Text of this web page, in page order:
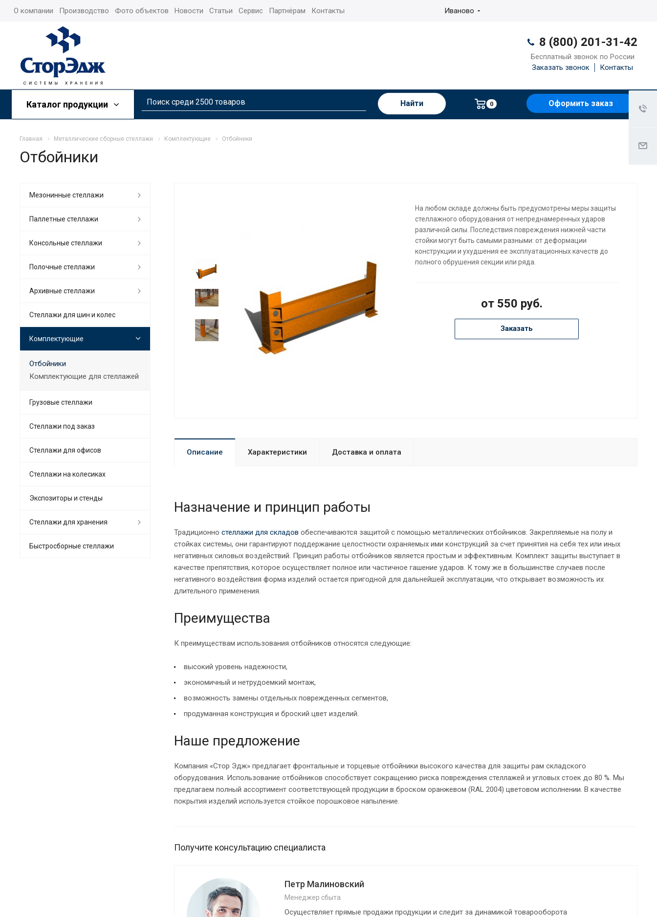
О компании Производство Фото объектов Новости Статьи Сервис Партнёрам Контакты Иваново
8 (800) 201-31-42
Бесплатный звонок по России
Заказать звонок
Контакты
Каталог продукции Найти 0 Оформить заказ
Главная Металлические сборные стеллажи Комплектующие Отбойники
Отбойники
На любом складе должны быть предусмотрены меры защиты
стеллажного оборудования от непреднамеренных ударов
различной силы. Последствия повреждения нижней части
стойки могут быть самыми разными: от деформации
конструкции и ухудшения ее эксплуатационных качеств до
полного обрушения секции или ряда.
от 550 руб.
Заказать
Описание Характеристики Доставка и оплата
Назначение и принцип работы
Традиционно стеллажи для складов обеспечиваются защитой с помощью металлических отбойников. Закрепляемые на полу и
стойках системы, они гарантируют поддержание целостности охраняемых ими конструкций за счет принятия на себя тех или иных
негативных силовых воздействий. Принцип работы отбойников является простым и эффективным. Комплект защиты выступает в
качестве препятствия, которое осуществляет полное или частичное гашение ударов. К тому же в большинстве случаев после
негативного воздействия форма изделий остается пригодной для дальнейшей эксплуатации, что открывает возможность их
длительного применения.
Преимущества
К преимуществам использования отбойников относятся следующие:
высокий уровень надежности,
экономичный и нетрудоемкий монтаж,
возможность замены отдельных поврежденных сегментов,
продуманная конструкция и броский цвет изделий.
Наше предложение
Компания «Стор Эдж» предлагает фронтальные и торцевые отбойники высокого качества для защиты рам складского
оборудования. Использование отбойников способствует сокращению риска повреждения стеллажей и угловых стоек до 80 %. Мы
предлагаем полный ассортимент соответствующей продукции в броском оранжевом (RAL 2004) цветовом исполнении. В качестве
покрытия изделий используется стойкое порошковое напыление.
Получите консультацию специалиста
Петр Малиновский
Менеджер сбыта
Осуществляет прямые продажи продукции и следит за динамикой товарооборота
Мезонинные стеллажи
Паллетные стеллажи
Консольные стеллажи
Полочные стеллажи
Архивные стеллажи
Стеллажи для шин и колес
Комплектующие
Отбойники
Комплектующие для стеллажей
Грузовые стеллажи
Стеллажи под заказ
Стеллажи для офисов
Cтеллажи на колесиках
Экспозиторы и стенды
Стеллажи для хранения
Быстросборные стеллажи